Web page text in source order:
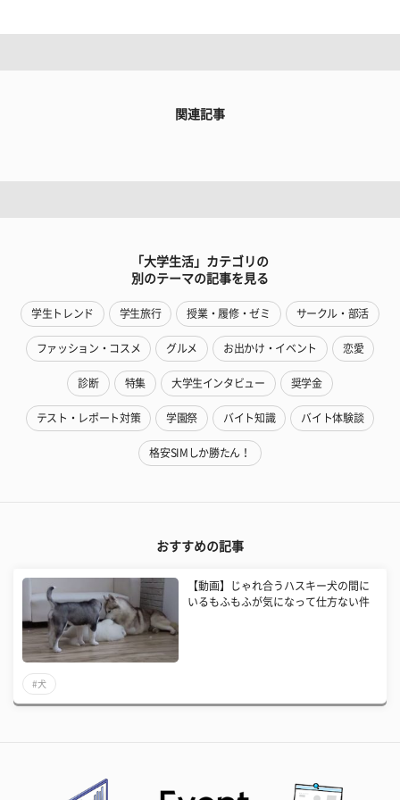
関連記事
「大学生活」カテゴリの
別のテーマの記事を見る
学生トレンド 学生旅行 授業・履修・ゼミ サークル・部活
ファッション・コスメ グルメ お出かけ・イベント 恋愛
診断 特集 大学生インタビュー 奨学金
テスト・レポート対策 学園祭 バイト知識 バイト体験談
格安SIMしか勝たん！
おすすめの記事
【動画】じゃれ合うハスキー犬の間に
いるもふもふが気になって仕方ない件
#犬